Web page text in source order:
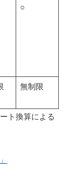
○
無制限
ト換算による